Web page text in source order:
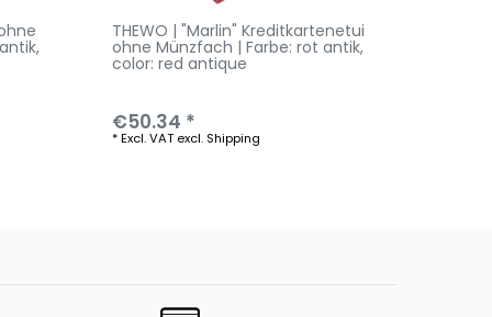
,
THEWO | "Marlin" Kreditkartenetui
ohne Münzfach | Farbe: rot antik,
color: red antique
€50.34 *
*Excl. VAT excl. Shipping